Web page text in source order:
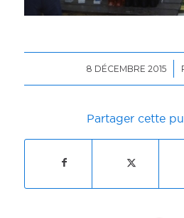
8 DÉCEMBRE 2015
/
Partager cette